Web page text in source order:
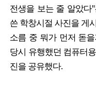
전생을 보는 줄 알았다
쓴 학창시절 사진을 게
소름 중 뭐가 먼저 돋
당시 유행했던 컴퓨터
진을 공유했다.